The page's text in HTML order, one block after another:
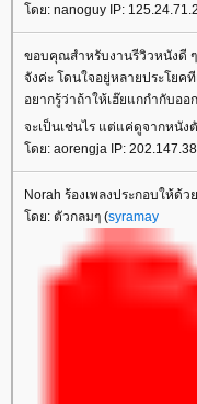
ดย: nanoguy IP:
ขอบคุณสำหรับงานรีวิวหนังดี
จังค่ะ โดนใจอยู่หลายประโยค
อยากรู้ว่าถ้าให้เฮ๊ยแกกำกับอ
จะเป็นเช่นไร แต่แค่ดูจากหนัง
ดย: aorengja IP:
Norah ร้องเพลงประกอบให้ด้
ดย: ตัวกลมๆ (syramay